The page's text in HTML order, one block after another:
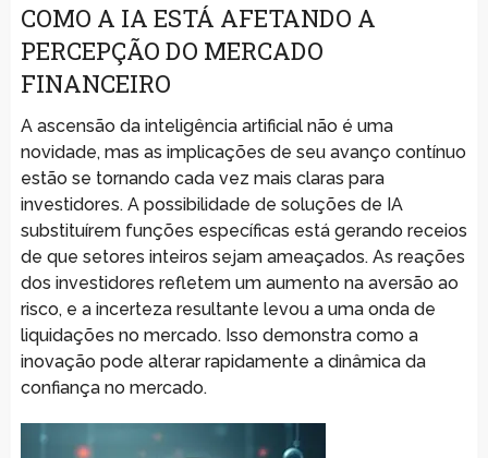
COMO A IA ESTÁ AFETANDO A
PERCEPÇÃO DO MERCADO
FINANCEIRO
A ascensão da inteligência artificial não é uma
novidade, mas as implicações de seu avanço contínuo
estão se tornando cada vez mais claras para
investidores. A possibilidade de soluções de IA
substituírem funções específicas está gerando receios
de que setores inteiros sejam ameaçados. As reações
dos investidores refletem um aumento na aversão ao
risco, e a incerteza resultante levou a uma onda de
liquidações no mercado. Isso demonstra como a
inovação pode alterar rapidamente a dinâmica da
confiança no mercado.